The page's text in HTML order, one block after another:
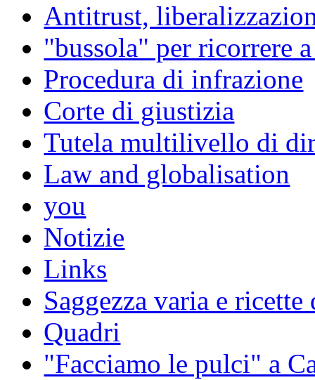
Antitrust,
"bussola" per ricorrere
Procedura di infrazione
Corte di giustizia
Tutela multilivello di
Law and globalisation
you
Notizie
Links
Saggezza varia e
Quadri
"Facciamo le pulci" a